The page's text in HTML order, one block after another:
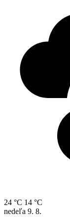
24 °C 14 °C
nedeľa 9. 8.